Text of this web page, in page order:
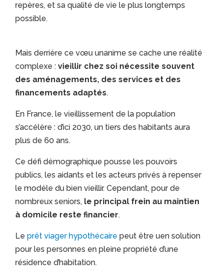
repères, et sa qualité de vie le plus longtemps
possible.
Mais derrière ce vœu unanime se cache une réalité
complexe :vieillir chez soi nécessite souvent
des aménagements, des services et des
financements adaptés.
En France, le vieillissement de la population
s’accélère : d’ici 2030, un tiers des habitants aura
plus de 60 ans.
Ce défi démographique pousse les pouvoirs
publics, les aidants et les acteurs privés à repenser
le modèle du bien vieillir. Cependant, pour de
nombreux seniors, le principal frein au maintien
à domicile reste financier.
Leprêt viager hypothécaire peut être uen solution
pour les personnes en pleine propriété d’une
résidence d’habitation.